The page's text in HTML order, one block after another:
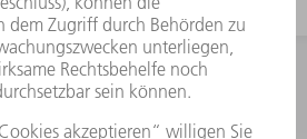
INFORMATION
gestellte Fragen